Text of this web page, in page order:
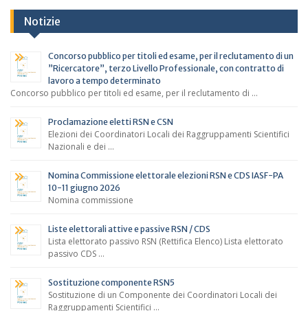
Notizie
Concorso pubblico per titoli ed esame, per il reclutamento di un
”Ricercatore”, terzo Livello Professionale, con contratto di
lavoro a tempo determinato
Concorso pubblico per titoli ed esame, per il reclutamento di …
Proclamazione eletti RSN e CSN
Elezioni dei Coordinatori Locali dei Raggruppamenti Scientifici
Nazionali e dei …
Nomina Commissione elettorale elezioni RSN e CDS IASF-PA
10-11 giugno 2026
Nomina commissione
Liste elettorali attive e passive RSN / CDS
Lista elettorato passivo RSN (Rettifica Elenco) Lista elettorato
passivo CDS …
Sostituzione componente RSN5
Sostituzione di un Componente dei Coordinatori Locali dei
Raggruppamenti Scientifici …